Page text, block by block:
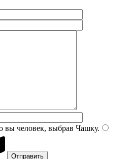
вы человек, выбрав Чашку.